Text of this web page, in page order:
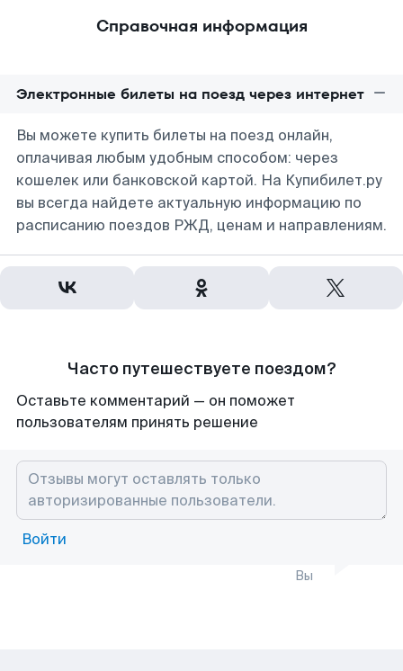
Справочная информация
Электронные билеты на поезд через интернет
Вы можете купить билеты на поезд онлайн,
оплачивая любым удобным способом: через
кошелек или банковской картой. На Купибилет.ру
вы всегда найдете актуальную информацию по
расписанию поездов РЖД, ценам и направлениям.
Часто путешествуете поездом?
Оставьте комментарий — он поможет
пользователям принять решение
Войти
Вы